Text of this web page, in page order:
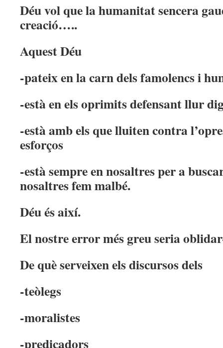
Déu vol que la humanitat sencera
creació…..
Aquest Déu
-pateix en la carn dels famolencs i
-està en els oprimits defensant llur
-està amb els que lluiten contra
esforços
-està sempre en nosaltres per a
nosaltres fem malbé.
Déu és així.
El nostre error més greu seria
De què serveixen els discursos dels
-teòlegs
-moralistes
-predicadors